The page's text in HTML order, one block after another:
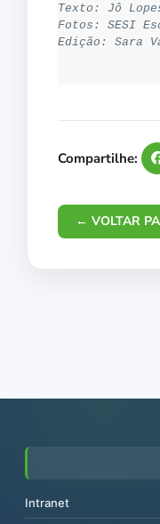
Texto: Jô
Fotos: SESI
Edição: Sara
Compartilhe:
← VOLTAR
Intranet